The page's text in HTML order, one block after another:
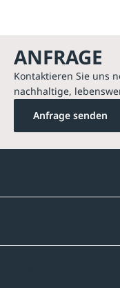
ANFRAGE
Kontaktieren Sie uns
nachhaltige,
Anfrage senden